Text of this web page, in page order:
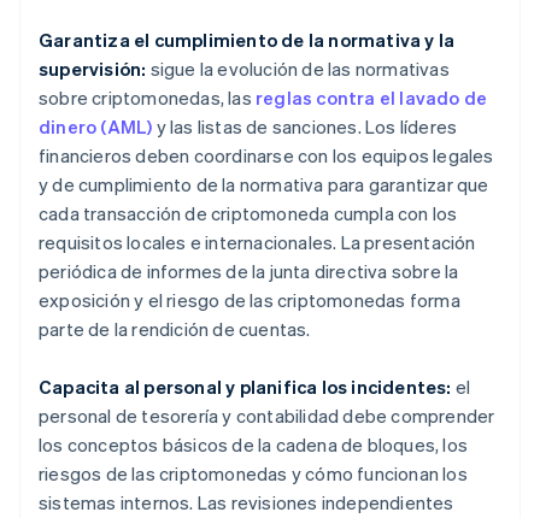
Garantiza el cumplimiento de la normativa y la
supervisión: sigue la evolución de las normativas
sobre criptomonedas, las reglas contra el lavado de
dinero (AML) y las listas de sanciones. Los líderes
financieros deben coordinarse con los equipos legales
y de cumplimiento de la normativa para garantizar que
cada transacción de criptomoneda cumpla con los
requisitos locales e internacionales. La presentación
periódica de informes de la junta directiva sobre la
exposición y el riesgo de las criptomonedas forma
parte de la rendición de cuentas.
Capacita al personal y planifica los incidentes: el
personal de tesorería y contabilidad debe comprender
los conceptos básicos de la cadena de bloques, los
riesgos de las criptomonedas y cómo funcionan los
sistemas internos. Las revisiones independientes